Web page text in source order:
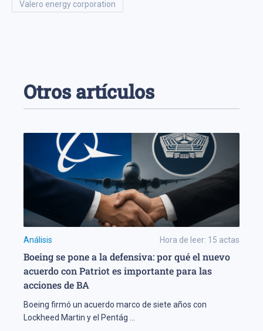
valero energy corporation
Otros artículos
Análisis Hora de leer: 15 actas
Boeing se pone a la defensiva: por qué el nuevo
acuerdo con Patriot es importante para las
acciones de BA
Boeing firmó un acuerdo marco de siete años con
Lockheed Martin y el Pentág